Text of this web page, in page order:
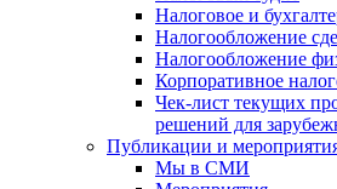
Налоговое и
Налогообложение
Налогообложение
Корпоративное
Чек-лист текущих
решений для
Публикации и
Мы в СМИ